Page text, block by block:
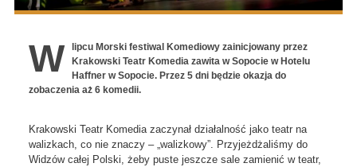
W
lipcu Morski festiwal Komediowy zainicjowany przez
Krakowski Teatr Komedia zawita w Sopocie w Hotelu
Haffner w Sopocie. Przez 5 dni będzie okazja do
zobaczenia aż 6 komedii.
Krakowski Teatr Komedia zaczynał działalność jako teatr na
walizkach, co nie znaczy – „walizkowy”. Przyjeżdżaliśmy do
Widzów całej Polski, żeby puste jeszcze sale zamienić w teatr,